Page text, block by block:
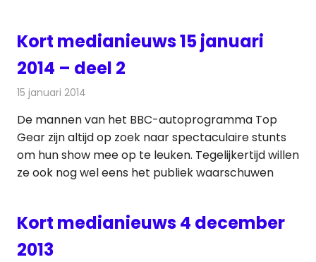
Kort medianieuws 15 januari
2014 – deel 2
15 januari 2014
De mannen van het BBC-autoprogramma Top
Gear zijn altijd op zoek naar spectaculaire stunts
om hun show mee op te leuken. Tegelijkertijd willen
ze ook nog wel eens het publiek waarschuwen
Kort medianieuws 4 december
2013